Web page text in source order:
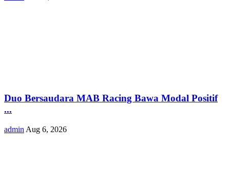
Duo Bersaudara MAB Racing Bawa Modal Positif
...
admin Aug 6, 2026